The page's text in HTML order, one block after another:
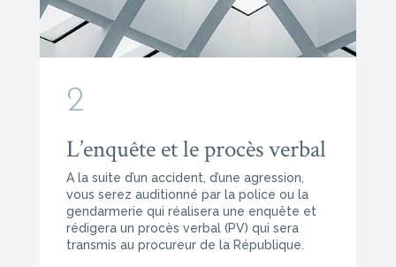
2
L’enquête et le procès verbal
A la suite d’un accident, d’une agression,
vous serez auditionné par la police ou la
gendarmerie qui réalisera une enquête et
rédigera un procès verbal (PV) qui sera
transmis au procureur de la République.